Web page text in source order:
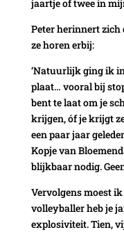
jaartje of twee in
Peter herinnert zich
ze horen erbij:
‘Natuurlijk ging ik
plaat… vooral bij
bent te laat om je
krijgen, óf je krijgt
een paar jaar
Kopje van
blijkbaar nodig.
Vervolgens moest
volleyballer heb je
explosiviteit. Tien,